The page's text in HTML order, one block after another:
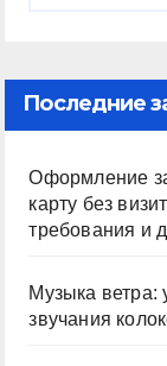
Последние
Оформление
карту без
требования и
Музыка ветра:
звучания